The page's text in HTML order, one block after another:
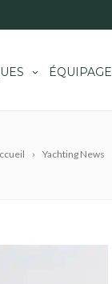
ÉQUIPAGE
Yachting News